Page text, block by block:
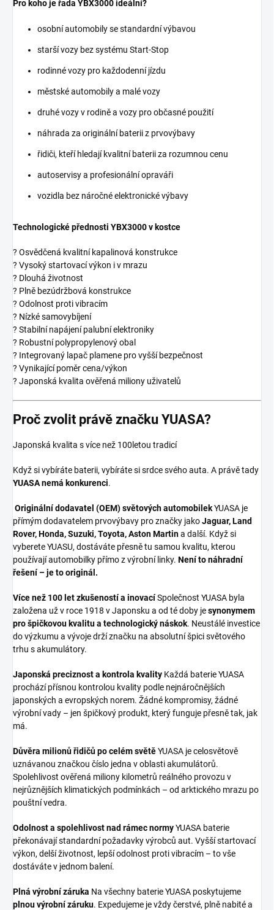
Pro koho je řada YBX3000 ideální?
osobní automobily se standardní výbavou
starší vozy bez systému Start-Stop
rodinné vozy pro každodenní jízdu
městské automobily a malé vozy
druhé vozy v rodině a vozy pro občasné použití
náhrada za originální baterii z prvovýbavy
řidiči, kteří hledají kvalitní baterii za rozumnou cenu
autoservisy a profesionální opraváři
vozidla bez náročné elektronické výbavy
Technologické přednosti YBX3000 v kostce
? Osvědčená kvalitní kapalinová konstrukce
? Vysoký startovací výkon i v mrazu
? Dlouhá životnost
? Plně bezúdržbová konstrukce
? Odolnost proti vibracím
? Nízké samovybíjení
? Stabilní napájení palubní elektroniky
? Robustní polypropylenový obal
? Integrovaný lapač plamene pro vyšší bezpečnost
? Vynikající poměr cena/výkon
? Japonská kvalita ověřená miliony uživatelů
Proč zvolit právě značku YUASA?
Japonská kvalita s více než 100letou tradicí
Když si vybíráte baterii, vybíráte si srdce svého auta. A právě tady
YUASA nemá konkurenci.
Originální dodavatel (OEM) světových automobilekYUASA je
přímým dodavatelem prvovýbavy pro značky jakoJaguar, Land
Rover, Honda, Suzuki, Toyota, Aston Martina další. Když si
vyberete YUASU, dostáváte přesně tu samou kvalitu, kterou
používají automobilky přímo z výrobní linky. Není to náhradní
řešení – je to originál.
Více než 100 let zkušeností a inovacíSpolečnost YUASA byla
založena už v roce 1918 v Japonsku a od té doby jesynonymem
pro špičkovou kvalitu a technologický náskok. Neustálé investice
do výzkumu a vývoje drží značku na absolutní špici světového
trhu s akumulátory.
Japonská preciznost a kontrola kvality Každá baterie YUASA
prochází přísnou kontrolou kvality podle nejnáročnějších
japonských a evropských norem. Žádné kompromisy, žádné
výrobní vady – jen špičkový produkt, který funguje přesně tak, jak
má.
Důvěra milionů řidičů po celém světěYUASA je celosvětově
uznávanou značkou číslo jedna v oblasti akumulátorů.
Spolehlivost ověřená miliony kilometrů reálného provozu v
nejrůznějších klimatických podmínkách – od arktického mrazu po
pouštní vedra.
Odolnost a spolehlivost nad rámec normyYUASA baterie
překonávají standardní požadavky výrobců aut. Vyšší startovací
výkon, delší životnost, lepší odolnost proti vibracím – to vše
dostáváte v jednom balení.
Plná výrobní záruka Na všechny baterie YUASA poskytujeme
plnou výrobní záruku. Expedujeme je vždy čerstvé, plně nabité a